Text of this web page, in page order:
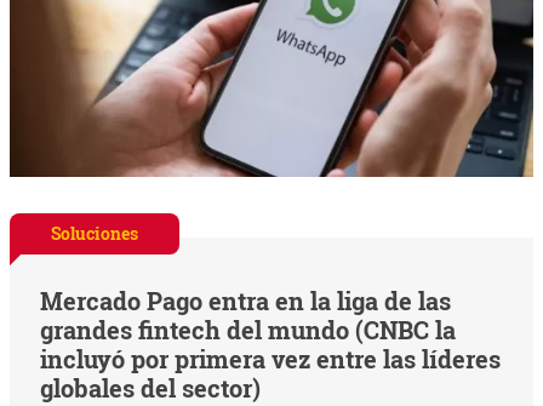
Soluciones
Mercado Pago entra en la liga de las
grandes fintech del mundo (CNBC la
incluyó por primera vez entre las líderes
globales del sector)